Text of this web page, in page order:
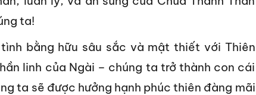
ta!
bằng hữu sâu sắc và mật thiết với Thiên
linh của Ngài – chúng ta trở thành con cái
ta sẽ được hưởng hạnh phúc thiên đàng mãi